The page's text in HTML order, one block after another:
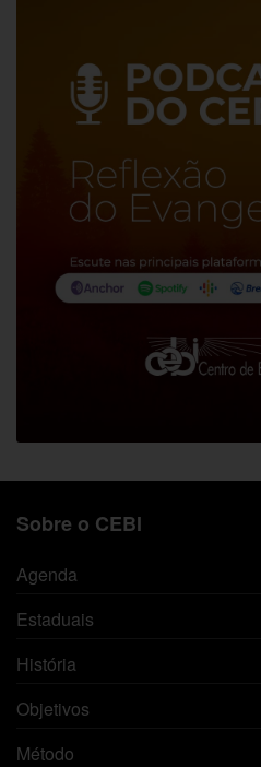
Sobre o CEBI
Agenda
Estaduais
História
Objetivos
Método